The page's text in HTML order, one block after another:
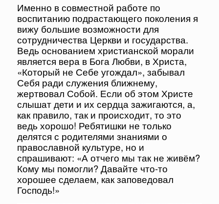
Именно в совместной работе по
воспитанию подрастающего поколения я
вижу большие возможности для
сотрудничества Церкви и государства.
Ведь основанием христианской морали
является вера в Бога Любви, в Христа,
«Который не Себе угождал», забывал
Себя ради служения ближнему,
жертвовал Собой. Если об этом Христе
слышат дети и их сердца зажигаются, а,
как правило, так и происходит, то это
ведь хорошо! Ребятишки не только
делятся с родителями знаниями о
православной культуре, но и
спрашивают: «А отчего мы так не живём?
Кому мы помогли? Давайте что-то
хорошее сделаем, как заповедовал
Господь!»